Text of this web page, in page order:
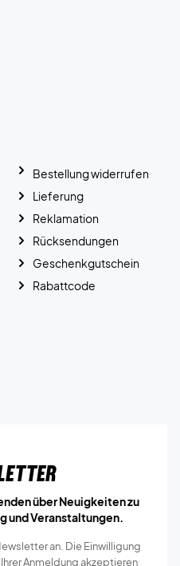
Bestellung widerrufen
Lieferung
Reklamation
Rücksendungen
Geschenkgutschein
Rabattcode
über Neuigkeiten zu
und Veranstaltungen.
an. Die Einwilligung
Anmeldung akzeptieren